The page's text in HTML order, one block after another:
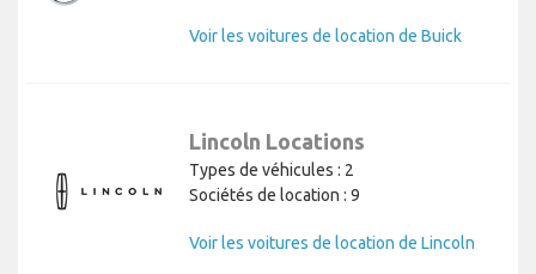
Voir les voitures de location de Buick
Lincoln Locations
Types de véhicules : 2
Sociétés de location : 9
Voir les voitures de location de Lincoln